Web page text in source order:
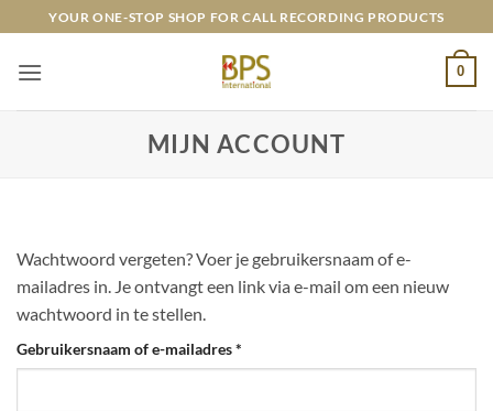
naar
inhoud
YOUR ONE-STOP SHOP FOR CALL RECORDING PRODUCTS
0
MIJN ACCOUNT
Wachtwoord vergeten? Voer je gebruikersnaam of e-
mailadres in. Je ontvangt een link via e-mail om een nieuw
wachtwoord in te stellen.
Gebruikersnaam of e-mailadres*